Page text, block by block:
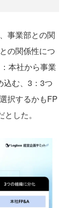
事業部との関
の関係性につ
本社から事業
込む、3：3つ
択するかもFP
した。